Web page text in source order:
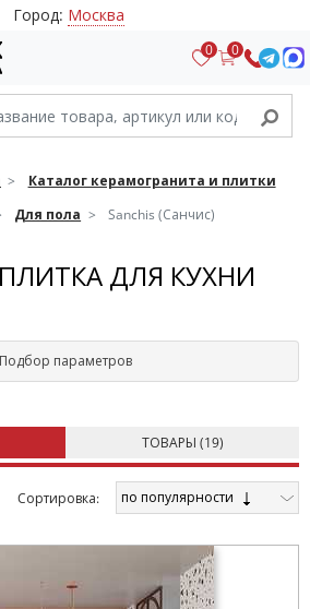
Город: Москва
0 0
Каталог керамогранита и плитки
Для пола Sanchis (Санчис)
ДЛЯ КУХНИ
Подбор параметров
ТОВАРЫ (19)
Cортировка: по популярности